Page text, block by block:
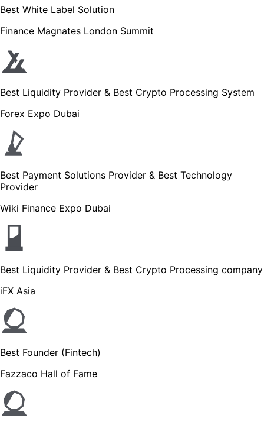
Best White Label Solution
Finance Magnates London Summit
Best Liquidity Provider & Best Crypto Processing System
Forex Expo Dubai
Best Payment Solutions Provider & Best Technology
Provider
Wiki Finance Expo Dubai
Best Liquidity Provider & Best Crypto Processing company
iFX Asia
Best Founder (Fintech)
Fazzaco Hall of Fame